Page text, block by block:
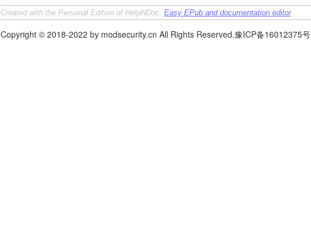
Created with the Personal Edition of HelpNDoc: Easy EPub and documentation editor
Copyright © 2018-2022 by modsecurity.cn All Rights Reserved.豫ICP备16012375号